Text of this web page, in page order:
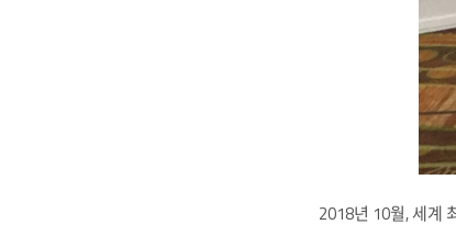
2018년 10월, 세계